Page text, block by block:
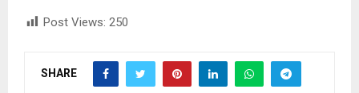
Post Views: 250
SHARE